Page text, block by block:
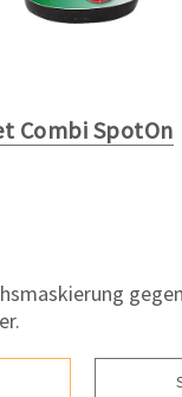
Combi SpotOn